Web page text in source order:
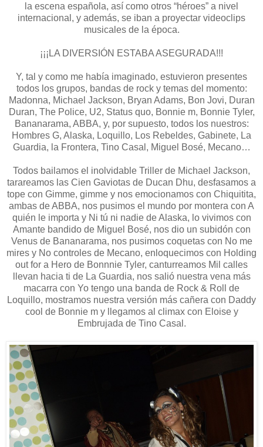
la escena española, así como otros “héroes” a nivel
internacional, y además, se iban a proyectar videoclips
musicales de la época.
¡¡¡LA DIVERSIÓN ESTABA ASEGURADA!!!
Y, tal y como me había imaginado, estuvieron presentes
todos los grupos, bandas de rock y temas del momento:
Madonna, Michael Jackson, Bryan Adams, Bon Jovi, Duran
Duran, The Police, U2, Status quo, Bonnie m, Bonnie Tyler,
Bananarama, ABBA, y, por supuesto, todos los nuestros:
Hombres G, Alaska, Loquillo, Los Rebeldes, Gabinete, La
Guardia, la Frontera, Tino Casal, Miguel Bosé, Mecano…
Todos bailamos el inolvidable Triller de Michael Jackson,
tarareamos las Cien Gaviotas de Ducan Dhu, desfasamos a
tope con Gimme, gimme y nos emocionamos con Chiquitita,
ambas de ABBA, nos pusimos el mundo por montera con A
quién le importa y Ni tú ni nadie de Alaska, lo vivimos con
Amante bandido de Miguel Bosé, nos dio un subidón con
Venus de Bananarama, nos pusimos coquetas con No me
mires y No controles de Mecano, enloquecimos con Holding
out for a Hero de Bonnnie Tyler, canturreamos Mil calles
llevan hacia ti de La Guardia, nos salió nuestra vena más
macarra con Yo tengo una banda de Rock & Roll de
Loquillo, mostramos nuestra versión más cañera con Daddy
cool de Bonnie m y llegamos al climax con Eloise y
Embrujada de Tino Casal.